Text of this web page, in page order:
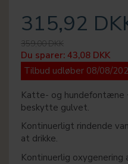
315,92
359,00 DKK
Du sparer: 43,08 DKK
Tilbud udløber 08/08/
Katte- og hundefontæne
beskytte gulvet.
Kontinuerligt rindende
at drikke.
Kontinuerlig oxygenering